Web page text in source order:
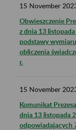
15 November
Obwieszczenie
z dnia 13
podstawy
obliczenia
r.
15 November
Komunikat
dnia 13 listopada
odpowiadających